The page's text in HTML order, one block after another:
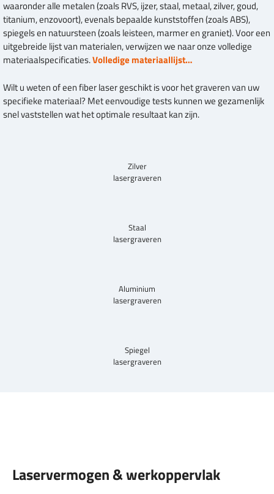
waaronder alle metalen (zoals RVS, ijzer, staal, metaal, zilver, goud,
titanium, enzovoort), evenals bepaalde kunststoffen (zoals ABS),
spiegels en natuursteen (zoals leisteen, marmer en graniet). Voor een
uitgebreide lijst van materialen, verwijzen we naar onze volledige
materiaalspecificaties.Volledige materiaallijst…
Wilt u weten of een fiber laser geschikt is voor het graveren van uw
specifieke materiaal? Met eenvoudige tests kunnen we gezamenlijk
snel vaststellen wat het optimale resultaat kan zijn.
Zilver
lasergraveren
Staal
lasergraveren
Aluminium
lasergraveren
Spiegel
lasergraveren
Laservermogen & werkoppervlak